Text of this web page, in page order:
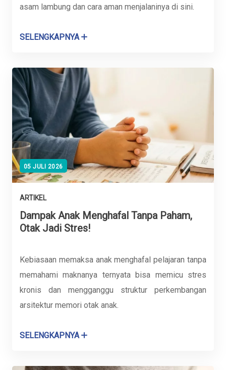
asam lambung dan cara aman menjalaninya di sini.
SELENGKAPNYA
05 JULI 2026
ARTIKEL
Dampak Anak Menghafal Tanpa Paham,
Otak Jadi Stres!
Kebiasaan memaksa anak menghafal pelajaran tanpa
memahami maknanya ternyata bisa memicu stres
kronis dan mengganggu struktur perkembangan
arsitektur memori otak anak.
SELENGKAPNYA